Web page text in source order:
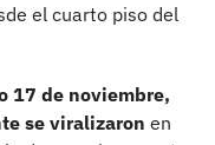
el cuarto piso del
17 de noviembre,
se viralizaron en